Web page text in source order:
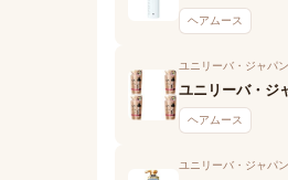
ヘアムース
ユニリーバ・ジャパン
ユニリーバ・ジ
ヘアムース
ユニリーバ・ジャパン